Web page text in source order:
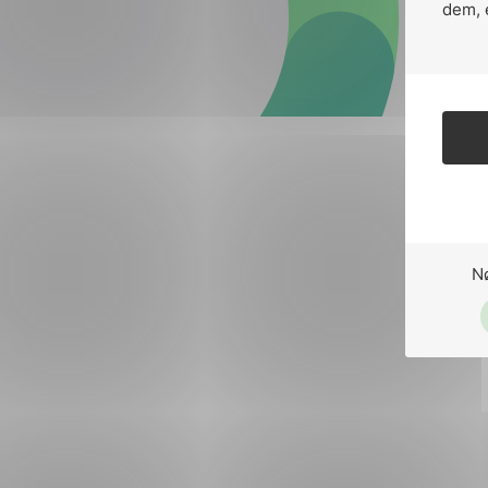
dem,
Forsvar og beredskap
Industri og automatisering
Lavspenning
Maritime elinstallasjoner